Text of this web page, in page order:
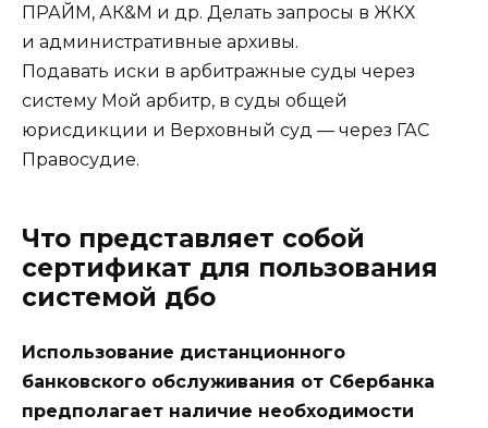
ПРАЙМ, АК&М и др. Делать запросы в ЖКХ
и административные архивы.
Подавать иски в арбитражные суды через
систему Мой арбитр, в суды общей
юрисдикции и Верховный суд — через ГАС
Правосудие.
Что представляет собой
сертификат для пользования
системой дбо
Использование дистанционного
банковского обслуживания от Сбербанка
предполагает наличие необходимости